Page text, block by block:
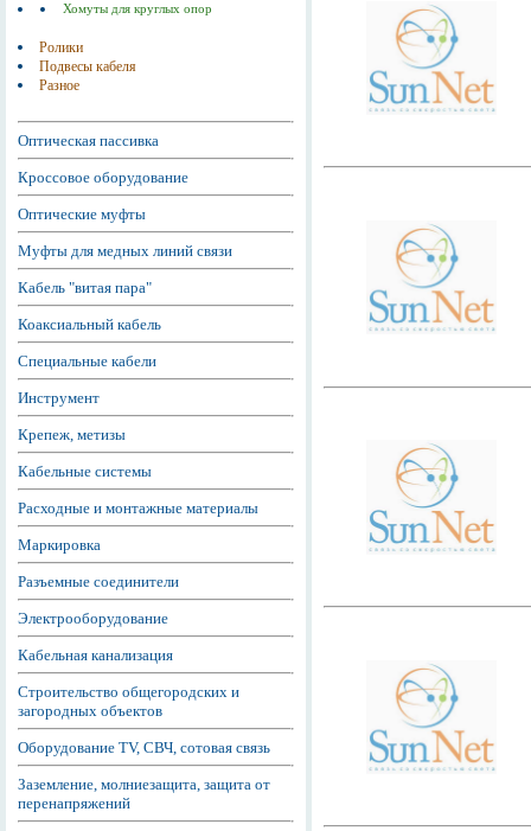
Хомуты для круглых опор
Ролики
Подвесы кабеля
Разное
Оптическая пассивка
Кроссовое оборудование
Оптические муфты
Муфты для медных линий связи
Кабель "витая пара"
Коаксиальный кабель
Специальные кабели
Инструмент
Крепеж, метизы
Кабельные системы
Расходные и монтажные материалы
Маркировка
Разъемные соединители
Электрооборудование
Кабельная канализация
Строительство общегородских и
загородных объектов
Оборудование TV, СВЧ, сотовая связь
Заземление, молниезащита, защита от
перенапряжений